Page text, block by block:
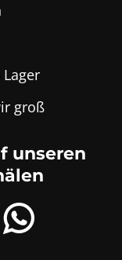
groß
unseren